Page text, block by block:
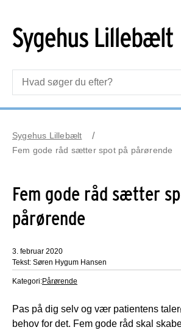
Sygehus Lillebælt
Fem gode råd sætter spot på pårørende
Fem gode råd sætter
pårørende
3. februar 2020
Tekst: Søren Hygum Hansen
Kategori:Pårørende
Pas på dig selv og vær patientens
behov for det. Fem gode råd skal